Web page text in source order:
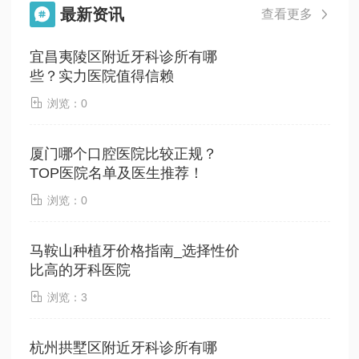
 最新资讯 查看更多 
宜昌夷陵区附近牙科诊所有哪
些？实力医院值得信赖
 浏览：0
厦门哪个口腔医院比较正规？
TOP医院名单及医生推荐！
 浏览：0
马鞍山种植牙价格指南_选择性价
比高的牙科医院
 浏览：3
杭州拱墅区附近牙科诊所有哪